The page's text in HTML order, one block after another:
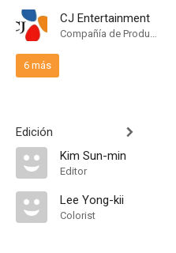
CJ Entertainment
Compañía de Produccion
6 más
Edición
Kim Sun-min
Editor
Lee Yong-kii
Colorist